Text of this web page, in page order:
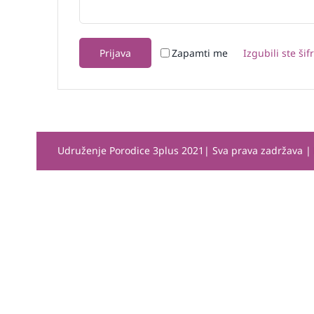
Zapamti me
Prijava Izgubili ste
Udruženje Porodice 3plus 2021| Sva prava zadržava |